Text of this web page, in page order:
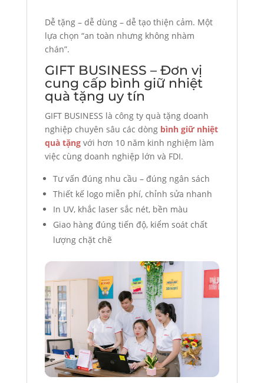
Dễ tặng – dễ dùng – dễ tạo thiện cảm. Một
lựa chọn “an toàn nhưng không nhàm
chán”.
GIFT BUSINESS – Đơn vị
cung cấp bình giữ nhiệt
quà tặng uy tín
GIFT BUSINESS là công ty quà tặng doanh
nghiệp chuyên sâu các dòng bình giữ nhiệt
quà tặngvới hơn 10 năm kinh nghiệm làm
việc cùng doanh nghiệp lớn và FDI.
Tư vấn đúng nhu cầu – đúng ngân sách
Thiết kế logo miễn phí, chỉnh sửa nhanh
In UV, khắc laser sắc nét, bền màu
Giao hàng đúng tiến độ, kiểm soát chất
lượng chặt chẽ